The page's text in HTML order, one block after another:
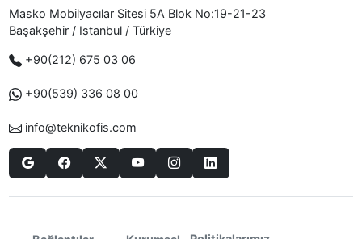
Masko Mobilyacılar Sitesi 5A Blok No:19-21-23
Başakşehir / Istanbul / Türkiye
+90(212) 675 03 06
+90(539) 336 08 00
info@teknikofis.com